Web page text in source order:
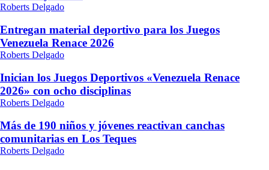
Roberts Delgado
Entregan material deportivo para los Juegos
Venezuela Renace 2026
Roberts Delgado
Inician los Juegos Deportivos «Venezuela Renace
2026» con ocho disciplinas
Roberts Delgado
Más de 190 niños y jóvenes reactivan canchas
comunitarias en Los Teques
Roberts Delgado